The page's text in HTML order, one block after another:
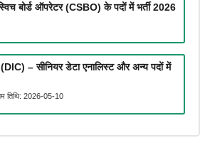
बोर्ड ऑपरेटर (CSBO) के पदों में भर्ती 2026
– सीनियर डेटा एनालिस्ट और अन्य पदों में
तिथि: 2026-05-10